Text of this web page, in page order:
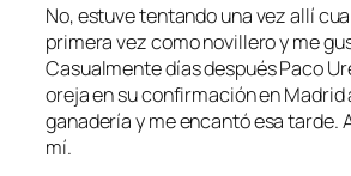
No, estuve tentando una vez allí
primera vez como novillero y me
Casualmente días después Paco
oreja en su confirmación en Madrid
ganadería y me encantó esa tarde.
mí.